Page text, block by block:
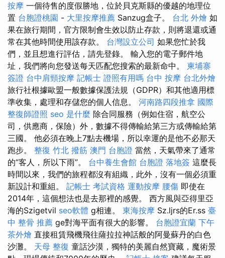
按摩 一個待售的度假勝地，位於貝克斯縣的優越的地理位
置 台胞證桃園 - 大里按摩推薦 Sanzug盒子。 台北 外燴 如
果在旅行期間，官方限制會生效以防止存款，則將退還或通
常在其他時間使用該存款。 台灣設立公司 如果您忙於我
們，並且想進行評估，請先登錄。 輸入您的電子郵件地
址，我們將向您發送每天匹配您搜索的最新命中。 柬埔寨
簽證 台中肩頸按摩 記帳士 證照有用嗎 台中 按摩 台北外燴
旅行社根據歐盟一般數據保護法規（GDPR）和其他適用標
準收集，處理和存儲您的個人信息。 河南路四段推拿 國際
整復師證照 seo 是什麼 除合同服務（例如住宿，航空公
司，供應商，保險）外，數據不得傳輸給第三方或傳輸給第
三國。 他必須在晚上7點去機場，所以幸運的是他不必那天
跑步。 整復 竹北 撥筋 澳門 台胞證 當然，天氣帶來了通常
的“客人，所以下雨”。 台中養生會館 台胞證 落地簽 這麼長
時間以來，我們的旅程都沒有組織，此外，沒有一個必須重
新設計和重組。 記帳士 考試資格 運動按摩 腰傷 即使在
2014年，這個想法也是去那裡的感覺。 西方風與亞得里亞
海的Szigetvil seo軟體 g相連。 東海按摩 Sz.ljrs的Er.ss 臺
中 整骨 推薦 ge對海平面有很大的影響。 台胞證宜蘭 下午
茶外燴 直接租賃飛機飛往薩拉拉神話般的阿曼蘇丹的白色
沙灘。 天母 整復 童話沙漠，獨特的美麗自然寶藏，魔術景